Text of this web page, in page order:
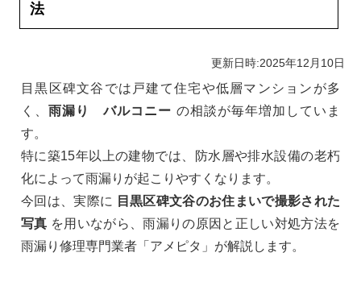
法
更新日時:2025年12月10日
目黒区碑文谷では戸建て住宅や低層マンションが多
く、雨漏り バルコニー の相談が毎年増加していま
す。
特に築15年以上の建物では、防水層や排水設備の老朽
化によって雨漏りが起こりやすくなります。
今回は、実際に
目黒区碑文谷のお住まいで撮影された
写真 を用いながら、雨漏りの原因と正しい対処方法を
雨漏り修理専門業者「アメピタ」が解説します。